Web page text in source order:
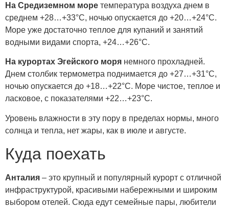
На Средиземном море температура воздуха днем в
среднем +28…+33°C, ночью опускается до +20…+24°C.
Море уже достаточно теплое для купаний и занятий
водными видами спорта, +24…+26°C.
На курортах Эгейского моря немного прохладней.
Днем столбик термометра поднимается до +27…+31°C,
ночью опускается до +18…+22°C. Море чистое, теплое и
ласковое, с показателями +22…+23°C.
Уровень влажности в эту пору в пределах нормы, много
солнца и тепла, нет жары, как в июле и августе.
Куда поехать
Анталия – это крупный и популярный курорт с отличной
инфраструктурой, красивыми набережными и широким
выбором отелей. Сюда едут семейные пары, любители